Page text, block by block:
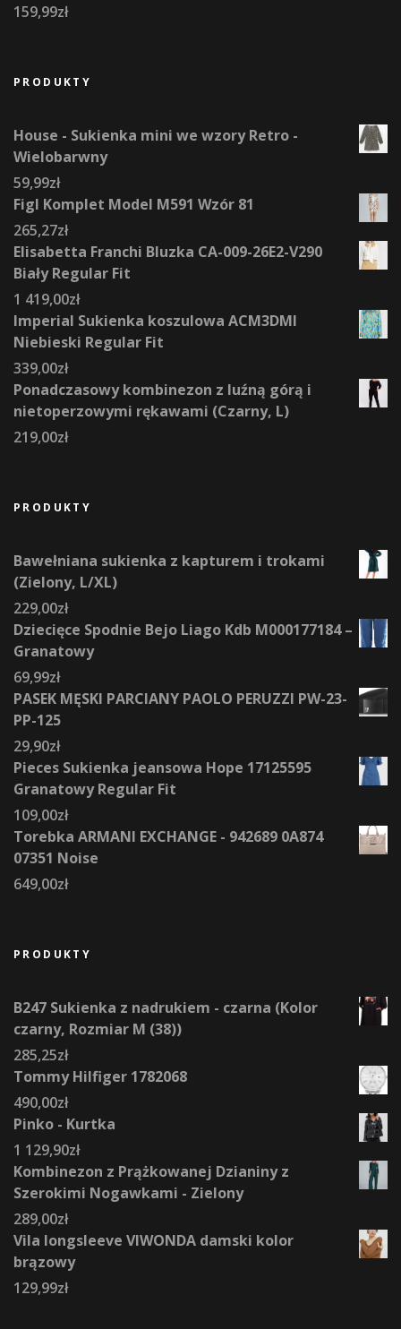
159,99zł
PRODUKTY
House - Sukienka mini we wzory Retro -
Wielobarwny
59,99zł
Figl Komplet Model M591 Wzór 81
265,27zł
Elisabetta Franchi Bluzka CA-009-26E2-V290
Biały Regular Fit
1 419,00zł
Imperial Sukienka koszulowa ACM3DMI
Niebieski Regular Fit
339,00zł
Ponadczasowy kombinezon z luźną górą i
nietoperzowymi rękawami (Czarny, L)
219,00zł
PRODUKTY
Bawełniana sukienka z kapturem i trokami
(Zielony, L/XL)
229,00zł
Dziecięce Spodnie Bejo Liago Kdb M000177184 –
Granatowy
69,99zł
PASEK MĘSKI PARCIANY PAOLO PERUZZI PW-23-
PP-125
29,90zł
Pieces Sukienka jeansowa Hope 17125595
Granatowy Regular Fit
109,00zł
Torebka ARMANI EXCHANGE - 942689 0A874
07351 Noise
649,00zł
PRODUKTY
B247 Sukienka z nadrukiem - czarna (Kolor
czarny, Rozmiar M (38))
285,25zł
Tommy Hilfiger 1782068
490,00zł
Pinko - Kurtka
1 129,90zł
Kombinezon z Prążkowanej Dzianiny z
Szerokimi Nogawkami - Zielony
289,00zł
Vila longsleeve VIWONDA damski kolor
brązowy
129,99zł